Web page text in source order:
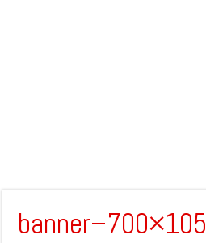
banner–700×105